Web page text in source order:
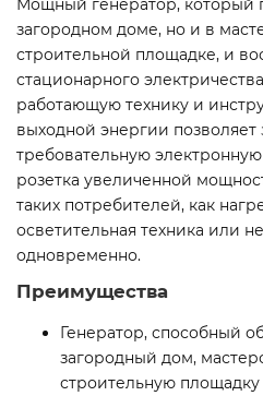
загородном доме, но и в
строительной площадке, и
стационарного
работающую технику и
выходной энергии позволяет
требовательную
розетка увеличенной
таких потребителей, как
осветительная техника или
одновременно.
Преимущества
Генератор, способный
загородный дом,
строительную площадку